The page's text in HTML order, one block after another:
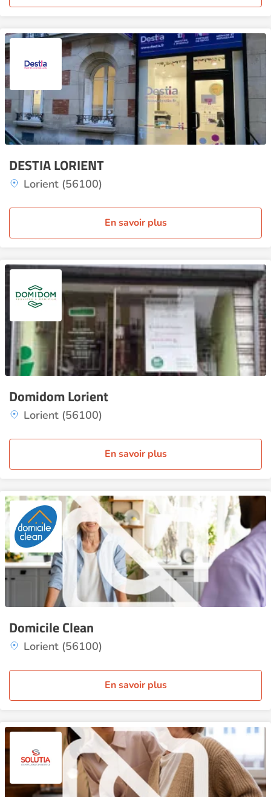
DESTIA LORIENT
Lorient (56100)
En savoir plus
Domidom Lorient
Lorient (56100)
En savoir plus
Domicile Clean
Lorient (56100)
En savoir plus